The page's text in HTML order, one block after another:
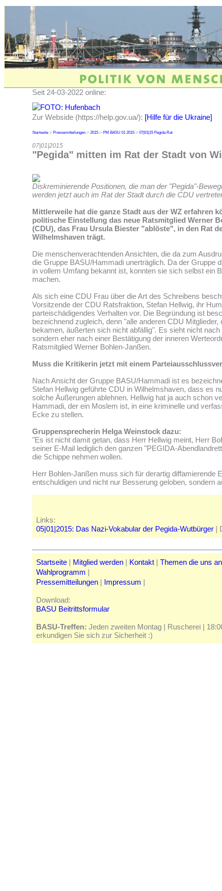
Seit 24-03-2022 online:
Zur Webside (https://help.gov.ua/): [Hilfe für die Ukraine]
Startseite-> Pressemitteilungen-> 2015-> PM BASU 01 2015-> 07|01|15 Pegida Rat
07|01|2015
"Pegida" mitten im Rat der Stadt von
Diskreminierende Positionen, die man der "Pegida"-
werden jetzt auch im Rat der Stadt durch die CDU
Mittlerweile hat die ganze Stadt aus der WZ erfahren
politische Einstellung das neue Ratsmitglied Werner
(CDU), das Frau Ursula Biester "ablöste", in den Rat
Wilhelmshaven trägt.
Die menschenverachtenden Ansichten, die da zum
die Gruppe BASU/Hammadi unerträglich. Da der Gruppe
in vollem Umfang bekannt ist, konnten sie sich selbst ein
machen.
Als sich eine CDU Frau über die Art des Schreibens
Vorsitzende der CDU Ratsfraktion, Stefan Hellwig, ihr
parteischädigendes Verhalten vor. Die Begründung ist
bezeichnend zugleich, denn "alle anderen CDU Mitglieder,
bekamen, äußerten sich nicht abfällig". Es sieht nicht
sondern eher nach einer Bestätigung der inneren
Ratsmitglied Werner Bohlen-Janßen.
Muss die Kritikerin jetzt mit einem
Nach Ansicht der Gruppe BASU/Hammadi ist es
Stefan Hellwig geführte CDU in Wilhelmshaven, dass es
solche Äußerungen ablehnen. Hellwig hat ja auch schon
Hammadi, der ein Moslem ist, in eine kriminelle und
Ecke zu stellen.
Gruppensprecherin Helga Weinstock dazu:
"Es ist nicht damit getan, dass Herr Hellwig meint, Herr
seiner E-Mail lediglich den ganzen "PEGIDA-
die Schippe nehmen wollen.
Herr Bohlen-Janßen muss sich für derartig diffamierende
entschuldigen und nicht nur Besserung geloben, sondern
Links:
05|01|2015: Das Nazi-Vokabular der Pegida-Wutbürger |
Startseite | Mitglied werden | Kontakt | Themen die uns
Wahlprogramm |
Pressemitteilungen | Impressum |
Download:
BASU Beitrittsformular
BASU-Treffen: Jeden zweiten Montag | Ruscherei |
erkundigen Sie sich zur Sicherheit :)